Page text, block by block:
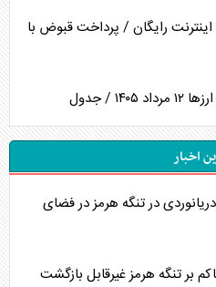
رایگان / پرداخت قبوض با
/ جدول
اخبار
در تنگه هرمز در فضای
بر تنگه هرمز غیرقابل بازگشت